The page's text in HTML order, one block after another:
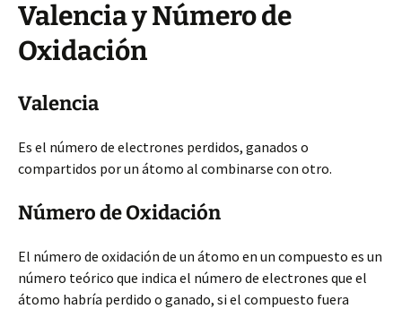
Valencia y Número de
Oxidación
Valencia
Es el número de electrones perdidos, ganados o
compartidos por un átomo al combinarse con otro.
Número de Oxidación
El número de oxidación de un átomo en un compuesto es un
número teórico que indica el número de electrones que el
átomo habría perdido o ganado, si el compuesto fuera